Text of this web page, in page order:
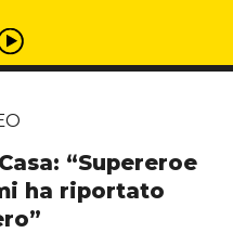
“Supereroe
ha riportato